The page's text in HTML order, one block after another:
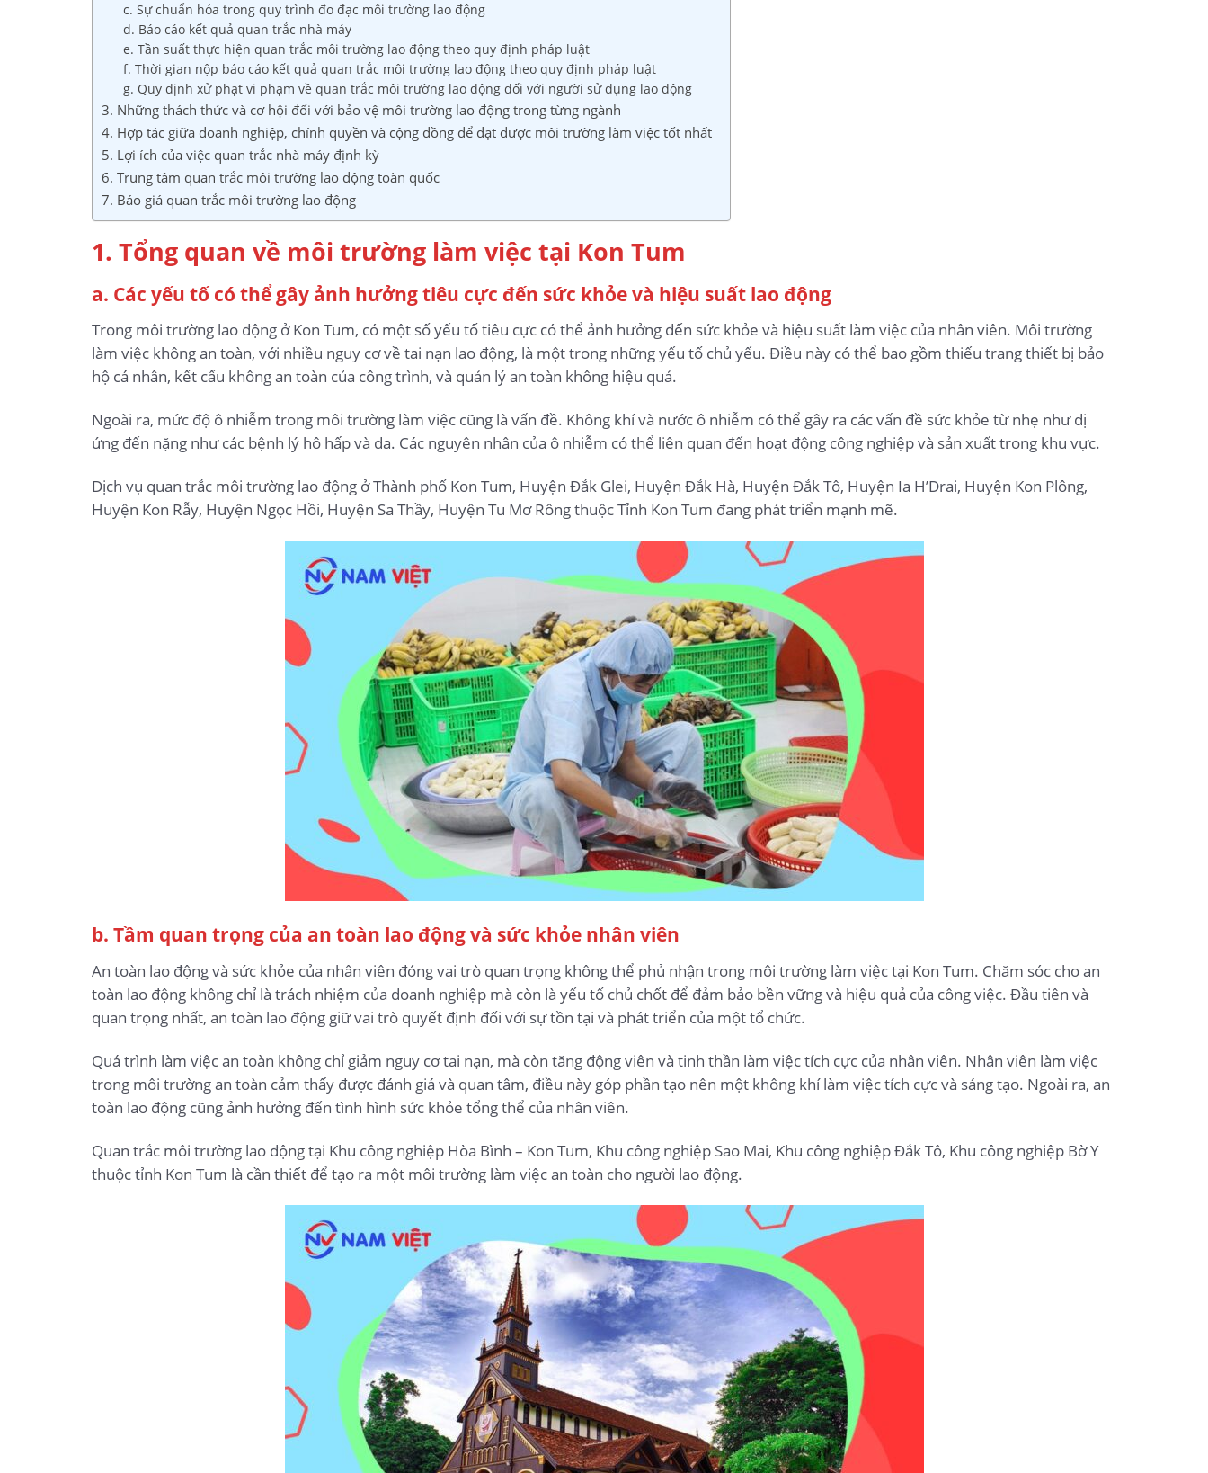
c. Sự chuẩn hóa trong quy trình đo đạc môi trường lao động
d. Báo cáo kết quả quan trắc nhà máy
e. Tần suất thực hiện quan trắc môi trường lao động theo quy định pháp luật
f. Thời gian nộp báo cáo kết quả quan trắc môi trường lao động theo quy định pháp luật
g. Quy định xử phạt vi phạm về quan trắc môi trường lao động đối với người sử dụng lao động
3. Những thách thức và cơ hội đối với bảo vệ môi trường lao động trong từng ngành
4. Hợp tác giữa doanh nghiệp, chính quyền và cộng đồng để đạt được môi trường làm việc tốt nhất
5. Lợi ích của việc quan trắc nhà máy định kỳ
6. Trung tâm quan trắc môi trường lao động toàn quốc
7. Báo giá quan trắc môi trường lao động
1. Tổng quan về môi trường làm việc tại Kon Tum
a. Các yếu tố có thể gây ảnh hưởng tiêu cực đến sức khỏe và hiệu suất lao động
Trong môi trường lao động ở Kon Tum, có một số yếu tố tiêu cực có thể ảnh hưởng đến sức khỏe và hiệu suất làm việc của nhân viên. Môi trường
làm việc không an toàn, với nhiều nguy cơ về tai nạn lao động, là một trong những yếu tố chủ yếu. Điều này có thể bao gồm thiếu trang thiết bị bảo
hộ cá nhân, kết cấu không an toàn của công trình, và quản lý an toàn không hiệu quả.
Ngoài ra, mức độ ô nhiễm trong môi trường làm việc cũng là vấn đề. Không khí và nước ô nhiễm có thể gây ra các vấn đề sức khỏe từ nhẹ như dị
ứng đến nặng như các bệnh lý hô hấp và da. Các nguyên nhân của ô nhiễm có thể liên quan đến hoạt động công nghiệp và sản xuất trong khu vực.
Dịch vụ quan trắc môi trường lao động ở Thành phố Kon Tum, Huyện Đắk Glei, Huyện Đắk Hà, Huyện Đắk Tô, Huyện Ia H’Drai, Huyện Kon Plông,
Huyện Kon Rẫy, Huyện Ngọc Hồi, Huyện Sa Thầy, Huyện Tu Mơ Rông thuộc Tỉnh Kon Tum đang phát triển mạnh mẽ.
b. Tầm quan trọng của an toàn lao động và sức khỏe nhân viên
An toàn lao động và sức khỏe của nhân viên đóng vai trò quan trọng không thể phủ nhận trong môi trường làm việc tại Kon Tum. Chăm sóc cho an
toàn lao động không chỉ là trách nhiệm của doanh nghiệp mà còn là yếu tố chủ chốt để đảm bảo bền vững và hiệu quả của công việc. Đầu tiên và
quan trọng nhất, an toàn lao động giữ vai trò quyết định đối với sự tồn tại và phát triển của một tổ chức.
Quá trình làm việc an toàn không chỉ giảm nguy cơ tai nạn, mà còn tăng động viên và tinh thần làm việc tích cực của nhân viên. Nhân viên làm việc
trong môi trường an toàn cảm thấy được đánh giá và quan tâm, điều này góp phần tạo nên một không khí làm việc tích cực và sáng tạo. Ngoài ra, an
toàn lao động cũng ảnh hưởng đến tình hình sức khỏe tổng thể của nhân viên.
Quan trắc môi trường lao động tại Khu công nghiệp Hòa Bình – Kon Tum, Khu công nghiệp Sao Mai, Khu công nghiệp Đắk Tô, Khu công nghiệp Bờ Y
thuộc tỉnh Kon Tum là cần thiết để tạo ra một môi trường làm việc an toàn cho người lao động.